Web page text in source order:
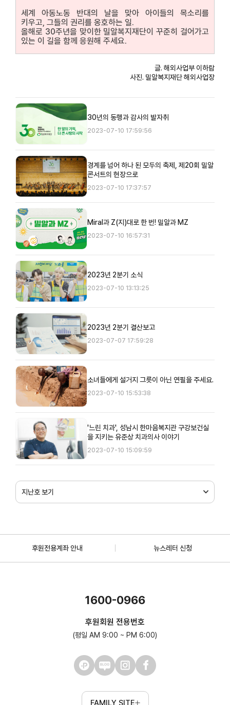
세계 아동노동 반대의 날을 맞아 아이들의 목소리를
키우고, 그들의 권리를 옹호하는 일.
올해로 30주년을 맞이한 밀알복지재단이 꾸준히 걸어가고
있는 이 길을 함께 응원해 주세요.
글. 해외사업부 이하람
사진. 밀알복지재단 해외사업장
30년의 동행과 감사의 발자취
2023-07-10 17:59:56
경계를 넘어 하나 된 모두의 축제, 제20회 밀알
콘서트의 현장으로
2023-07-10 17:37:57
Miral과 Z(지)대로 한 번! 밀알과 MZ
2023-07-10 16:57:31
2023년 2분기 소식
2023-07-10 13:13:25
2023년 2분기 결산보고
2023-07-07 17:59:28
소녀들에게 설거지 그릇이 아닌 연필을 주세요.
2023-07-10 15:53:38
'느린 치과', 성남시 한마음복지관 구강보건실
을 지키는 유준상 치과의사 이야기
2023-07-10 15:09:59
지난호 보기
후원전용계좌 안내 뉴스레터 신청
1600-0966
후원회원 전용번호
(평일 AM 9:00 ~ PM 6:00)
FAMILY SITE